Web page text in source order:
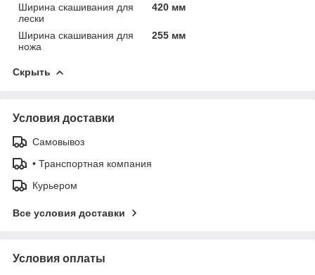
Ширина скашивания для
лески
420 мм
Ширина скашивания для
ножа
255 мм
Скрыть
Условия доставки
Самовывоз
• Транспортная компания
Курьером
Все условия доставки
Условия оплаты